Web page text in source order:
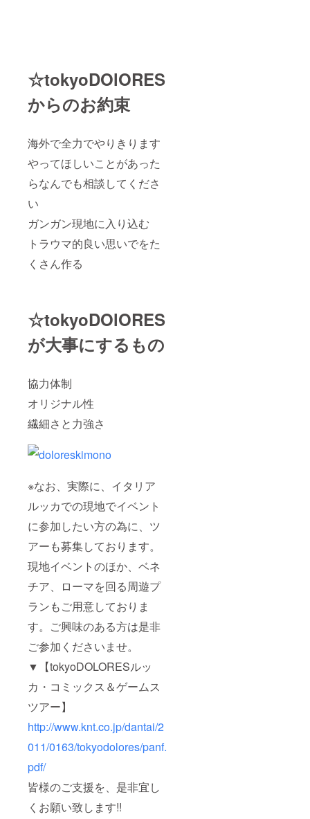
☆tokyoDOlORES
からのお約束
海外で全力でやりきります
やってほしいことがあった
らなんでも相談してくださ
い
ガンガン現地に入り込む
トラウマ的良い思いでをた
くさん作る
☆tokyoDOlORES
が大事にするもの
協力体制
オリジナル性
繊細さと力強さ
※なお、実際に、イタリア
ルッカでの現地でイベント
に参加したい方の為に、ツ
アーも募集しております。
現地イベントのほか、ベネ
チア、ローマを回る周遊プ
ランもご用意しておりま
す。ご興味のある方は是非
ご参加くださいませ。
▼【tokyoDOLORESルッ
カ・コミックス＆ゲームス
ツアー】
http://www.knt.co.jp/dantai/2
011/0163/tokyodolores/panf.
pdf/
皆様のご支援を、是非宜し
くお願い致します!!